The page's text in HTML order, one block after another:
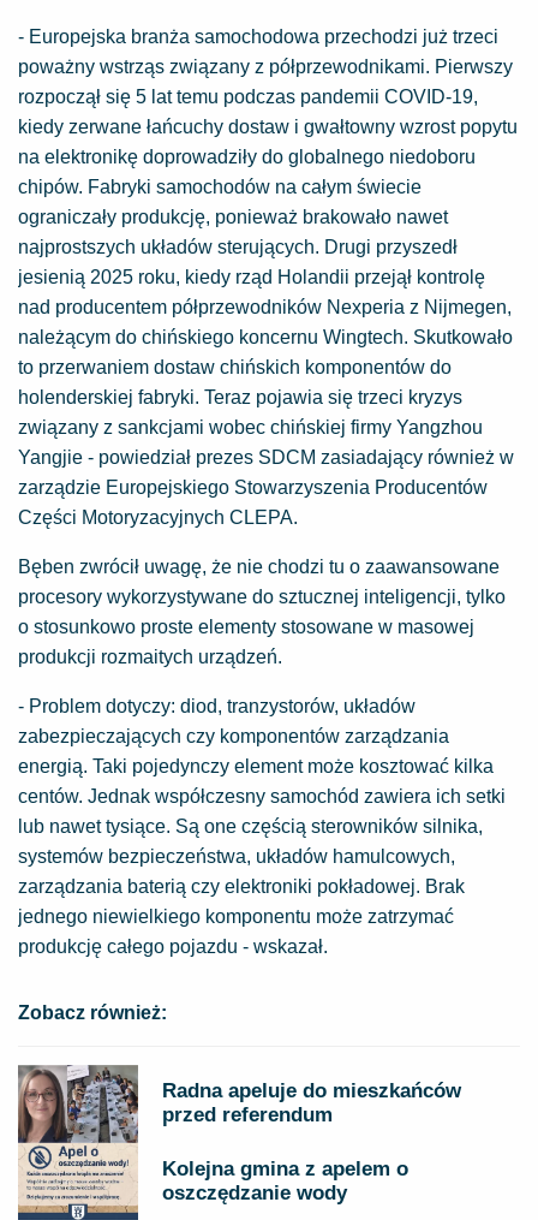
- Europejska branża samochodowa przechodzi już trzeci
poważny wstrząs związany z półprzewodnikami. Pierwszy
rozpoczął się 5 lat temu podczas pandemii COVID-19,
kiedy zerwane łańcuchy dostaw i gwałtowny wzrost popytu
na elektronikę doprowadziły do globalnego niedoboru
chipów. Fabryki samochodów na całym świecie
ograniczały produkcję, ponieważ brakowało nawet
najprostszych układów sterujących. Drugi przyszedł
jesienią 2025 roku, kiedy rząd Holandii przejął kontrolę
nad producentem półprzewodników Nexperia z Nijmegen,
należącym do chińskiego koncernu Wingtech. Skutkowało
to przerwaniem dostaw chińskich komponentów do
holenderskiej fabryki. Teraz pojawia się trzeci kryzys
związany z sankcjami wobec chińskiej firmy Yangzhou
Yangjie - powiedział prezes SDCM zasiadający również w
zarządzie Europejskiego Stowarzyszenia Producentów
Części Motoryzacyjnych CLEPA.
Bęben zwrócił uwagę, że nie chodzi tu o zaawansowane
procesory wykorzystywane do sztucznej inteligencji, tylko
o stosunkowo proste elementy stosowane w masowej
produkcji rozmaitych urządzeń.
- Problem dotyczy: diod, tranzystorów, układów
zabezpieczających czy komponentów zarządzania
energią. Taki pojedynczy element może kosztować kilka
centów. Jednak współczesny samochód zawiera ich setki
lub nawet tysiące. Są one częścią sterowników silnika,
systemów bezpieczeństwa, układów hamulcowych,
zarządzania baterią czy elektroniki pokładowej. Brak
jednego niewielkiego komponentu może zatrzymać
produkcję całego pojazdu - wskazał.
Zobacz również:
Radna apeluje do mieszkańców
przed referendum
Kolejna gmina z apelem o
oszczędzanie wody